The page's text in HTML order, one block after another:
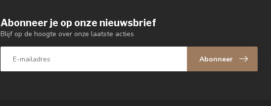
Abonneer je op onze nieuwsbrief
Blijf op de hoogte over onze laatste acties
Abonneer